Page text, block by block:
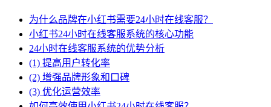
为什么品牌在小红书需要24小时在线客服？
小红书24小时在线客服系统的核心功能
24小时在线客服系统的优势分析
(1) 提高用户转化率
(2) 增强品牌形象和口碑
(3) 优化运营效率